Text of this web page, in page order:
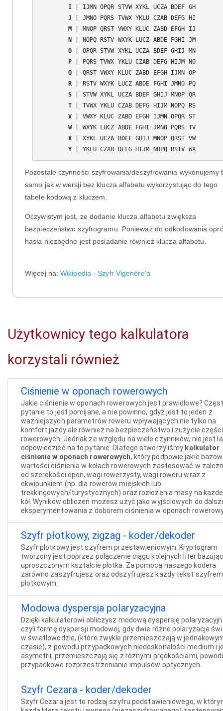
I
| IJMN OPQR STVW XYKL UCZA BDEF GH
J
M
N
| NOPQ RSTV WXYK LUCZ ABDE FGHI JM
O
| OPQR STVW XYKL UCZA BDEF GHIJ MN
P
| PQRS TVWX YKLU CZAB DEFG HIJM NO
Q
| QRST VWXY KLUC ZABD EFGH IJMN OP
R
| RSTV WXYK LUCZ ABDE FGHI JMNO PQ
S
| STVW XYKL UCZA BDEF GHIJ MNOP QR
T
| TVWX YKLU CZAB DEFG HIJM NOPQ RS
V
| VWXY KLUC ZABD EFGH IJMN OPQR ST
W
| WXYK LUCZ ABDE FGHI JMNO PQRS TV
X
| XYKL UCZA BDEF GHIJ MNOP QRST VW
Y
| YKLU CZAB DEFG HIJM NOPQ RSTV WX
Pozostałe czynności szyfrowania/deszyfrowania wykonujemy
samo jak w wersji bez klucza alfabetu wykorzystując do tego
tabele kodową z kluczem.
Oczywistym jest, że dodanie klucza alfabetu zwiększa
bezpieczeństwo szyfrogramu. Ponieważ do odkodowania
hasła niezbędne jest posiadanie również klucza alfabetu.
Więcej na:Wikipedia - Szyfr Vigenère’a
Użytkownicy tego kalkulatora
korzystali również
Ciśnienie w oponach rowerowych
Jakie ciśnienie w oponach rowerowych jest prawidłowe?
pytanie to jest pomijane, a nie powinno, gdyż jest to jeden z
ważniejszych parametrów roweru wpływających nie tylko na
komfort jazdy ale również na bezpieczeństwo i zużycie części
rowerowych. Jednak ze względu na wiele czynników, nie jest
odpowiedzieć na to pytanie. Dlatego stworzyliśmy kalkulator
ciśnienia w oponach rowerowych, który podpowie jakie
wartości ciśnienia w kołach rowerowych zastosować w
od szerokości opon, wagi rowerzysty, wagi roweru wraz z
ekwipunkiem (np. dla rowerów miejskich lub
trekkingowych/turystycznych) oraz rozłożenia masy na
kół. Wyników obliczeń możesz użyć jako wyjściowych do
eksperymentowania z doborem ciśnienia w oponach
Szyfr płotkowy, zigzag - koder/dekoder
Szyfr płotkowy jest szyfrem przestawieniowym. Kryptogram
tworzony jest poprzez połączenie ciągu kolejnych liter
uproszczonym kształcie płotka. Za pomocą naszego kodera
zarówno zaszyfrujesz oraz odszyfrujesz każdy tekst szyfrem
płotkowym.
Modowa dyspersja polaryzacyjna
Dzięki kalkulatorowi obliczysz modową dyspersję
czyli formę dyspersji modowej, gdy dwie różne polaryzacje
w światłowodzie, (które zwykle przemieszczają w
czasie), z powodu przypadkowych niedoskonałości medium i
asymetrii, przemieszczają się z różnymi prędkościami,
przypadkowe rozprzestrzenianie impulsów optycznych.
Szyfr Cezara - koder/dekoder
Szyfr Cezara jest to rodzaj szyfru podstawieniowego, w